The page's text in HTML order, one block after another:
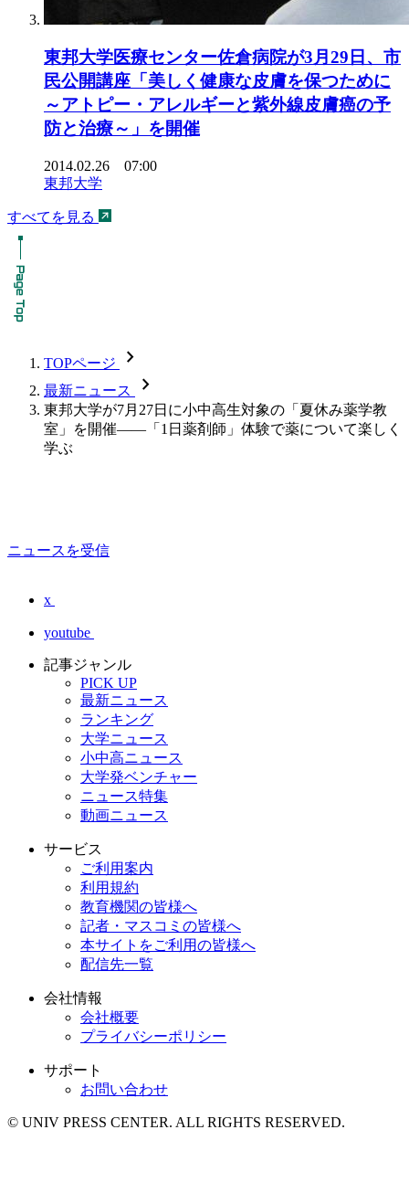
東邦大学医療センター佐倉病院が3月29日、市
民公開講座「美しく健康な皮膚を保つために
～アトピー・アレルギーと紫外線皮膚癌の予
防と治療～」を開催
2014.02.26 07:00
東邦大学
すべてを見る
TOPページ chevron_forward
最新ニュース chevron_forward
東邦大学が7月27日に小中高生対象の「夏休み薬学教
室」を開催――「1日薬剤師」体験で薬について楽しく
学ぶ
ニュースを受信
x
youtube
記事ジャンル
PICK UP
最新ニュース
ランキング
大学ニュース
小中高ニュース
大学発ベンチャー
ニュース特集
動画ニュース
サービス
ご利用案内
利用規約
教育機関の皆様へ
記者・マスコミの皆様へ
本サイトをご利用の皆様へ
配信先一覧
会社情報
会社概要
プライバシーポリシー
サポート
お問い合わせ
© UNIV PRESS CENTER. ALL RIGHTS RESERVED.